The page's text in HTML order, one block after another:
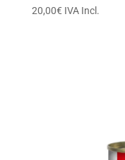
20,00€ IVA Incl.